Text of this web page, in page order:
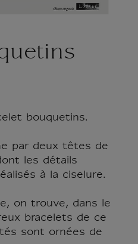
bouquetins.
par deux têtes de
les détails
à la ciselure.
on trouve, dans le
bracelets de ce
sont ornées de